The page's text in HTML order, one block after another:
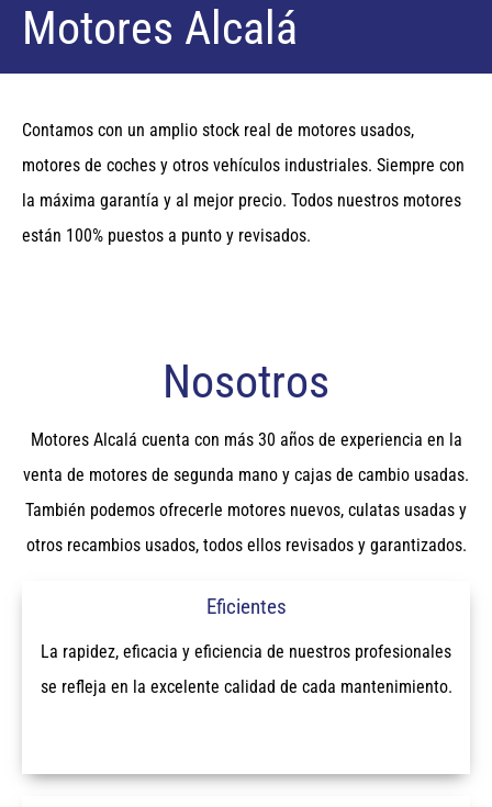
Motores Alcalá
Contamos con un amplio stock real de motores usados,
motores de coches y otros vehículos industriales. Siempre con
la máxima garantía y al mejor precio. Todos nuestros motores
están 100% puestos a punto y revisados.
Cajas de cambio
Máxima garantía al mejor precio en todos nuestros productos.
Envíos nacionales en 24 horas. Si no tenemos el modelo que
necesitase lo encontramos!
Nosotros
Motores Alcalá cuenta con más 30 años de experiencia en la
venta de motores de segunda mano y cajas de cambio usadas.
También podemos ofrecerle motores nuevos, culatas usadas y
otros recambios usados, todos ellos revisados y garantizados.
Eficientes
La rapidez, eficacia y eficiencia de nuestros profesionales
se refleja en la excelente calidad de cada mantenimiento.